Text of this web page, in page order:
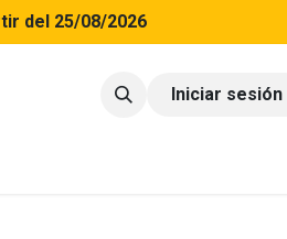
del 25/08/2026
Iniciar sesión